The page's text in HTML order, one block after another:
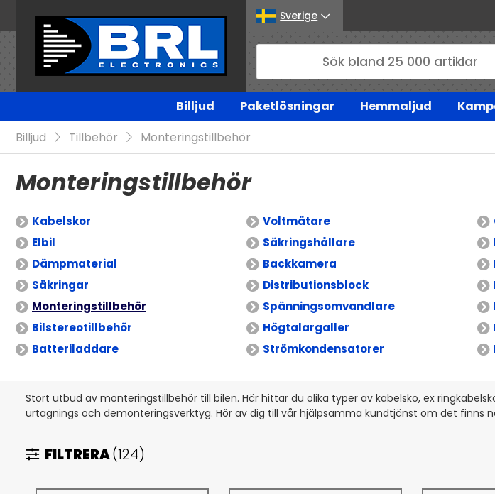
Sverige
Billjud Paketlösningar Hemmaljud
Billjud
Tillbehör Monteringstillbehör
Monteringstillbehör
Kabelskor Voltmätare
Elbil
Säkringshållare
Dämpmaterial
Backkamera
Säkringar
Distributionsblock
Monteringstillbehör
Spänningsomvandlare
Bilstereotillbehör
Högtalargaller
Batteriladdare
Strömkondensatorer
Stort utbud av monteringstillbehör till bilen. Här hittar du olika typer av kabelsko, ex
urtagnings och demonteringsverktyg. Hör av dig till vår hjälpsamma kundtjänst om det finns
FILTRERA(124)